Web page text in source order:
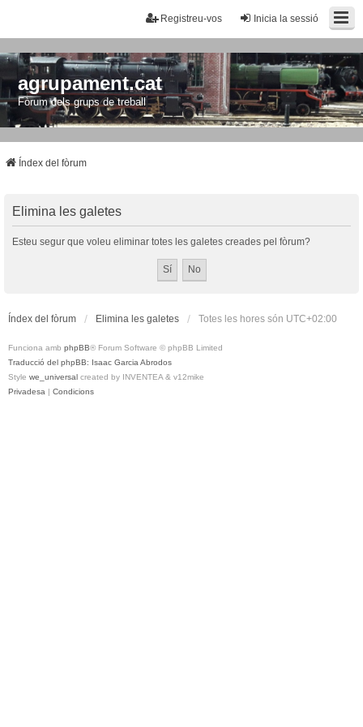
Inicia la sessió
Registreu-vos
agrupament.cat
Fòrum dels grups de treball
Índex del fòrum
Elimina les galetes
Esteu segur que voleu eliminar totes les galetes creades pel fòrum?
Índex del fòrum Elimina les galetes Totes les hores són UTC+02:00
Funciona amb phpBB® Forum Software © phpBB Limited
Traducció del phpBB: Isaac Garcia Abrodos
Style we_universal created by INVENTEA & v12mike
Privadesa | Condicions